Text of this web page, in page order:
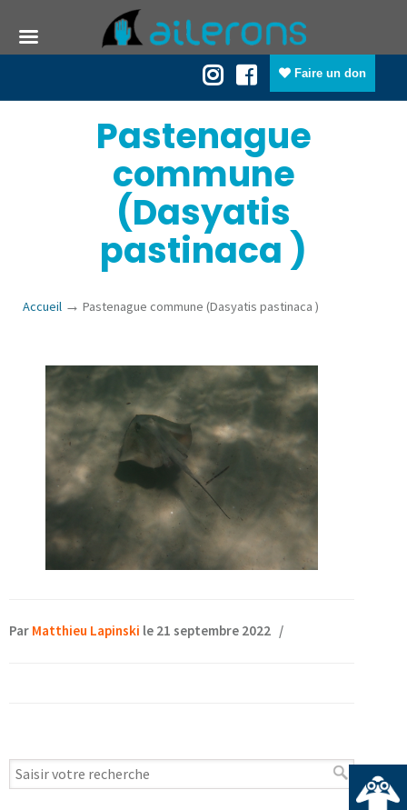
Faire un don
Pastenague
commune
(Dasyatis
pastinaca )
Accueil → Pastenague commune (Dasyatis pastinaca )
Par Matthieu Lapinski le 21 septembre 2022 /